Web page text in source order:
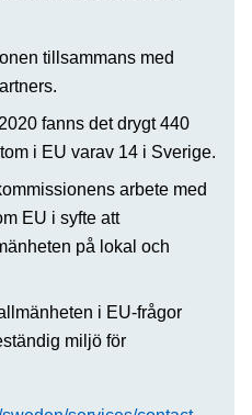
tillsammans med
fanns det drygt 440
i EU varav 14 i Sverige.
arbete med
EU i syfte att
på lokal och
i EU-frågor
miljö för